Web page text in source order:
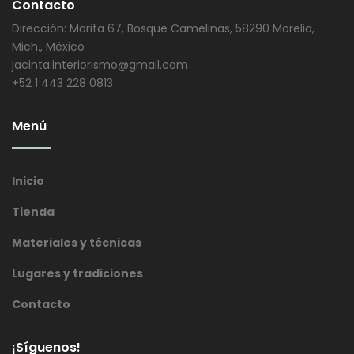
Contacto
Dirección: Marita 67, Bosque Camelinas, 58290 Morelia,
Mich., México
jacinta.interiorismo@gmail.com
+52 1 443 228 0813
Menú
Inicio
Tienda
Materiales y técnicas
Lugares y tradiciones
Contacto
¡Síguenos!